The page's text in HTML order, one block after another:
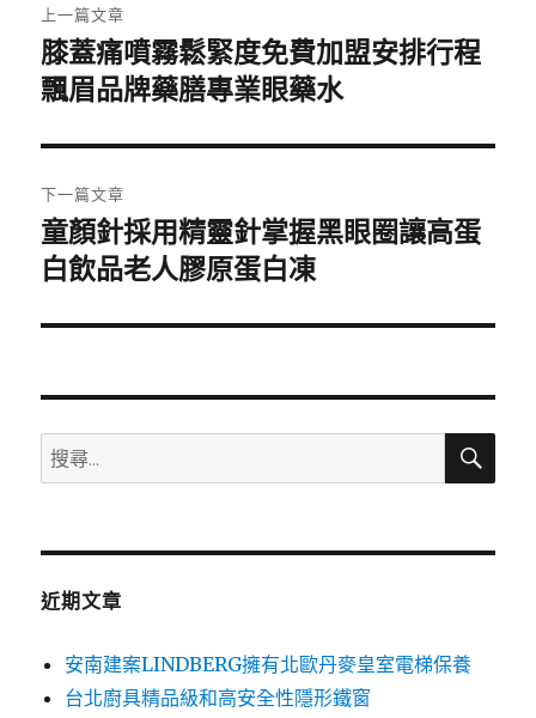
章
導
覽
上一篇文章
上
一
文
章:
膝蓋痛噴霧鬆緊度免費加盟安排行程
飄眉品牌藥膳專業眼藥水
下一篇文章
下
一
文
童顏針採用精靈針掌握黑眼圈讓高蛋
白飲品老人膠原蛋白凍
搜
尋
鍵
搜
近期文章
安南建案LINDBERG擁有北歐丹麥皇室電梯保養
台北廚具精品級和高安全性隱形鐵窗